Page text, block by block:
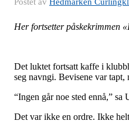
Postet av Hedmarken
Her fortsetter påskekrimmen
Det luktet fortsatt kaffe i
seg navngi. Bevisene var
“Ingen går noe sted ennå,”
Det var ikke en ordre. Ikke